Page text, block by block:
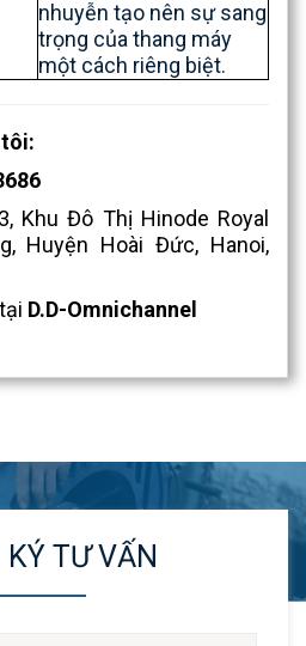
nhuyễn tạo nên sự sang
trọng của thang máy
một cách riêng biệt.
Khu Đô Thị Hinode Royal
Huyện Hoài Đức, Hanoi,
D.D-Omnichannel
TƯ VẤN